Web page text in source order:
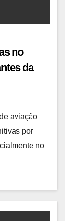
no
da
aviação
por
no